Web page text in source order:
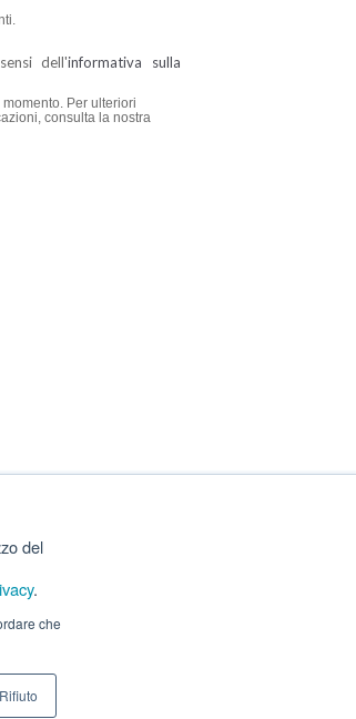
del
.
che
Rifiuto
dell'informativa sulla
Per ulteriori
consulta la nostra